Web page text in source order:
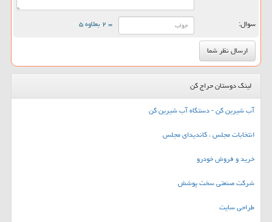
سوال: = ۲ بعلاوه ۵
لینک دوستان حراج کن
آب شیرین کن - دستگاه آب شیرین کن
انتخابات مجلس ، کاندیدای مجلس
خرید و فروش خودرو
شرکت صنعتی سخت پوشش
طراحی سایت